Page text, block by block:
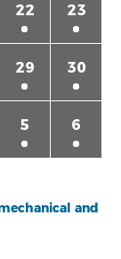
22 23
29 30
5 6
and